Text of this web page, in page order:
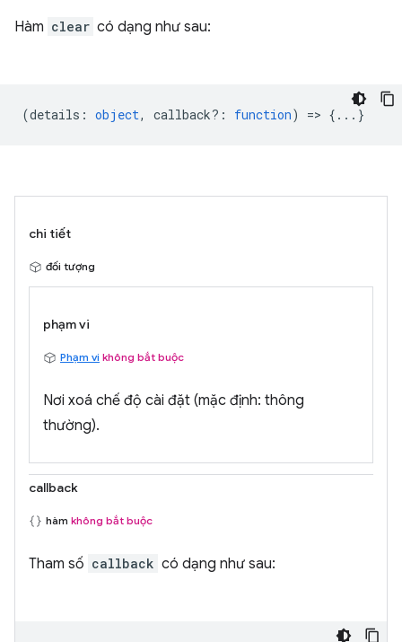
Hàm clear có dạng như sau:
(details : object, callback? : function) => {...}
chi tiết
đối tượng
phạm vi
Phạm vi không bắt buộc
Nơi xoá chế độ cài đặt (mặc định: thông
thường).
callback
hàm không bắt buộc
Tham số callback có dạng như sau: